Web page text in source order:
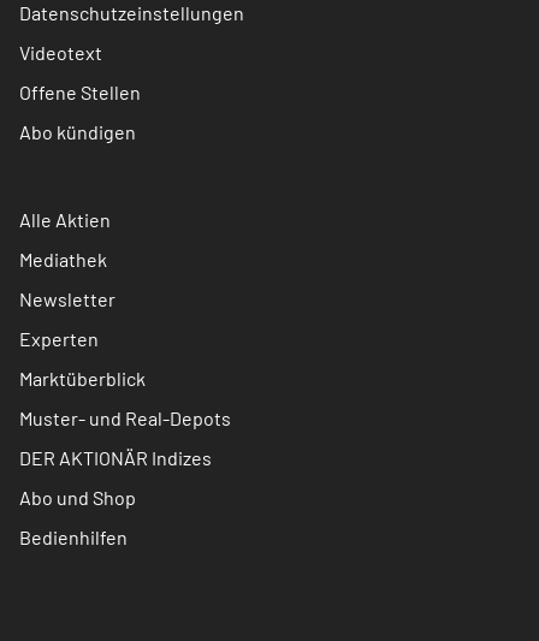
Datenschutzeinstellungen
Videotext
Offene Stellen
Abo kündigen
Alle Aktien
Mediathek
Newsletter
Experten
Marktüberblick
Muster- und Real-Depots
DER AKTIONÄR Indizes
Abo und Shop
Bedienhilfen